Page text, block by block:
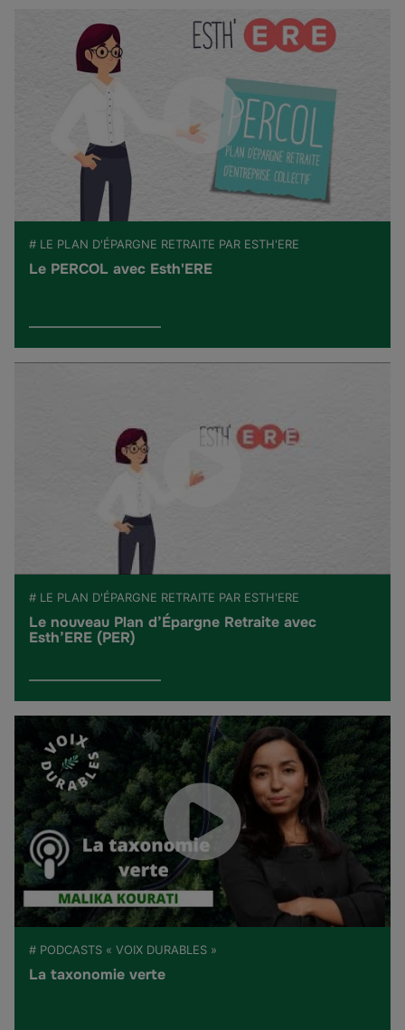
# LE PLAN D'ÉPARGNE RETRAITE PAR ESTH'ERE
Le PERCOL avec Esth'ERE
# LE PLAN D'ÉPARGNE RETRAITE PAR ESTH'ERE
Le nouveau Plan d’Épargne Retraite avec
Esth’ERE (PER)
# PODCASTS « VOIX DURABLES »
La taxonomie verte